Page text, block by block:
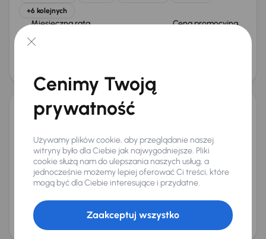
+6 kolejnych
Miesięczna rata
od 357 zł
Cena promocyjna
Taniej o 2 000 zł
Audi A3
Książka serwisowa Auta krajowe 35 TFSI
Salon Polska
+6 kolejnych
Miesięczna rata
od 548 zł
Cena promocyjna
88 000 zł
Najniższa cena z 30 dni przed
obniżką
94 000 zł
Cena po obniżce
92 000 zł
Taniej o 1 000 zł
Cenimy Twoją
prywatność
Używamy plików cookie, aby przeglądanie naszej
witryny było dla Ciebie jak najwygodniejsze. Pliki
cookie służą nam do ulepszania naszych usług, a
jednocześnie możemy lepiej oferować Ci treści, które
mogą być dla Ciebie interesujące i przydatne.
Zaakceptuj wszystko